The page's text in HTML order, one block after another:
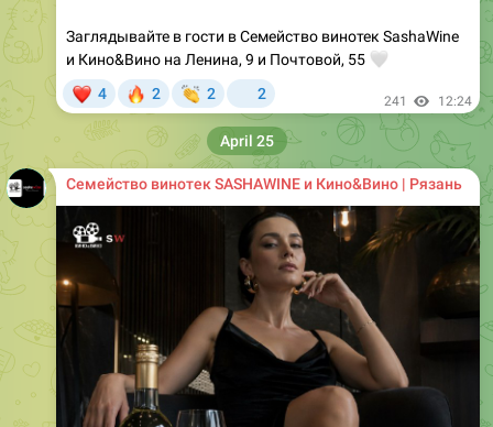
Заглядывайте в гости в Семейство винотек SashaWine
и Кино&Вино на Ленина, 9 и Почтовой, 55
🤍
4 2
👏
2 2 241 12:24
Семейство винотек SASHAWINE и Кино&Вино | Рязань
April 25